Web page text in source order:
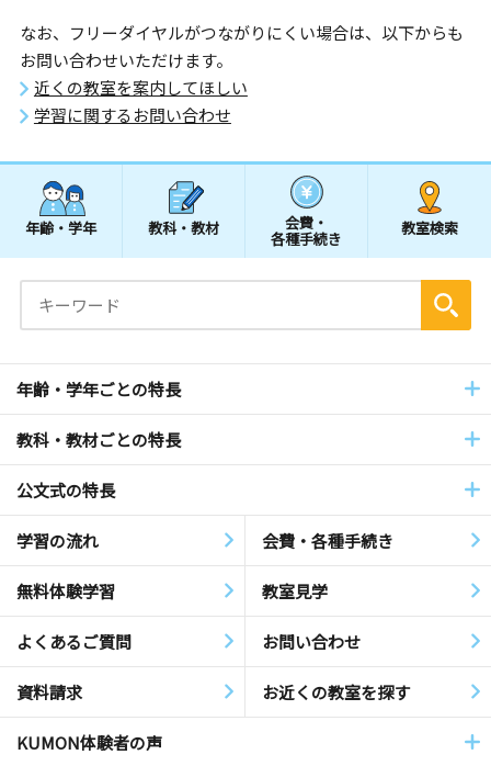
なお、フリーダイヤルがつながりにくい場合は、以下からも
お問い合わせいただけます。
近くの教室を案内してほしい
学習に関するお問い合わせ
年齢・学年 教科・教材 会費・
各種手続き
教室検索
年齢・学年ごとの特長
教科・教材ごとの特長
公文式の特長
学習の流れ 会費・各種手続き
無料体験学習 教室見学
よくあるご質問 お問い合わせ
資料請求 お近くの教室を探す
KUMON体験者の声